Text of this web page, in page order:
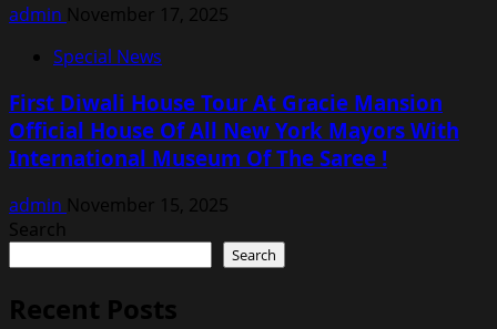
admin November 17, 2025
Special News
First Diwali House Tour At Gracie Mansion
Official House Of All New York Mayors With
International Museum Of The Saree !
admin November 15, 2025
Search
Search
Recent Posts